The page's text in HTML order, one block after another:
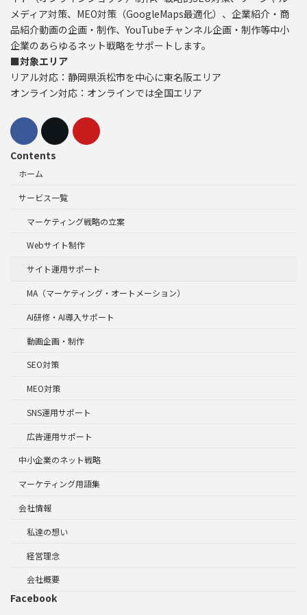
メディア対策、MEO対策（GoogleMaps最適化）、企業紹介・商
品紹介動画の企画・制作、YouTubeチャンネル企画・制作等中小
企業のあらゆるネット戦略をサポートします。
■対象エリア
リアル対応：静岡県浜松市を中心に東名阪エリア
オンライン対応：オンラインでは全国エリア
Contents
ホーム
サービス一覧
マーケティング戦略の立案
Webサイト制作
サイト運用サポート
MA（マーケティング・オートメーション）
AI研修・AI導入サポート
動画企画・制作
SEO対策
MEO対策
SNS運用サポート
広告運用サポート
中小企業のネット戦略
マーケティング用語集
会社情報
私達の想い
経営理念
会社概要
Facebook